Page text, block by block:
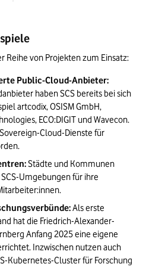
Reihe von Projekten zum Einsatz:
haben SCS bereits bei sich
artcodix, OSISM GmbH,
ECO:DIGIT und Wavecon.
Cloud-Dienste für
Städte und Kommunen
Umgebungen für ihre
Als erste
hat die Friedrich-Alexander-
Anfang 2025 eine eigene
Inzwischen nutzen auch
Kubernetes-Cluster für Forschung